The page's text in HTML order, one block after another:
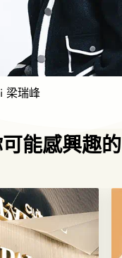
梁瑞峰
能感興趣的